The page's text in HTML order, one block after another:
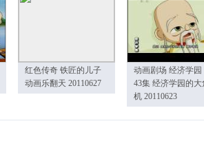
红色传奇 铁匠的儿子
动画乐翻天 20110627
动画剧场 经济学园
43集 经济学园的大
机 20110623